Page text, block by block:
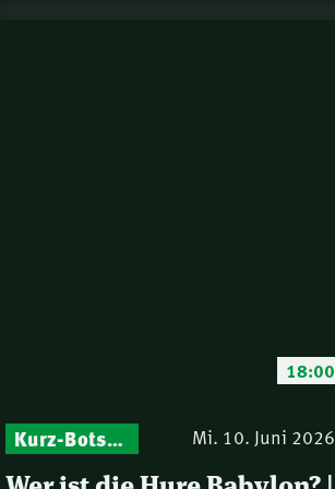
18:00
Kurz-Botschaften – Biblische Impulse mit Zukunft im Blick Mi. 10. Juni 2026